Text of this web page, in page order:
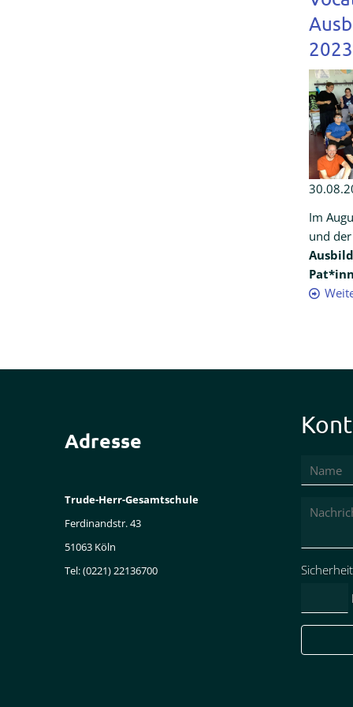
2023
Im
und
Adresse
Trude-Herr-Gesamtschule
Ferdinandstr. 43
51063 Köln
Tel: (0221) 22136700
Pflichtfeld